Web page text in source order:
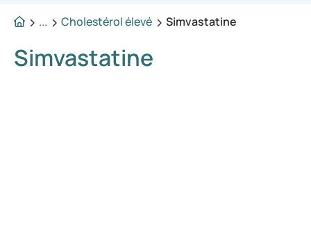
...
Cholestérol élevé Simvastatine
Simvastatine